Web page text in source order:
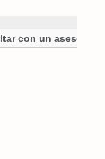
con un asesor